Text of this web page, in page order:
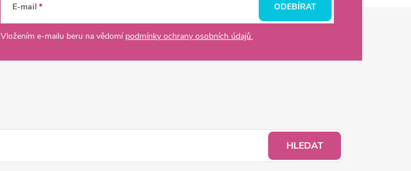
E-mail
Vložením e-mailu beru na vědomí podmínky ochrany osobních údajů.
ODEBÍRAT
HLEDAT